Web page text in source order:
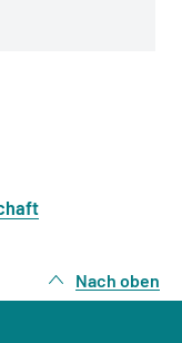
Nach oben